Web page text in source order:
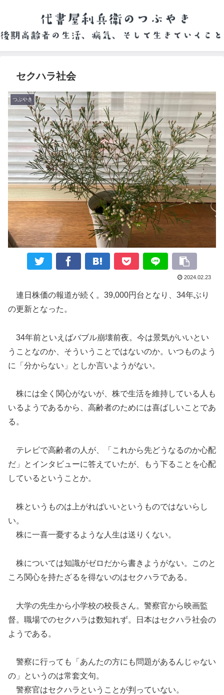
セクハラ社会
つぶやき
2024.02.23
連日株価の報道が続く。39,000円台となり、34年ぶり
の更新となった。
34年前といえばバブル崩壊前夜。今は景気がいいとい
うことなのか、そういうことではないのか。いつものよう
に「分からない」としか言いようがない。
株には全く関心がないが、株で生活を維持している人も
いるようであるから、高齢者のためには喜ばしいことであ
る。
テレビで高齢者の人が、「これから先どうなるのか心配
だ」とインタビューに答えていたが、もう下ることを心配
しているということか。
株というものは上がればいいというものではないらし
い。
株に一喜一憂するような人生は送りくない。
株については知識がゼロだから書きようがない。このと
ころ関心を持たざるを得ないのはセクハラである。
大学の先生から小学校の校長さん。警察官から映画監
督。職場でのセクハラは数知れず。日本はセクハラ社会の
ようである。
警察に行っても「あんたの方にも問題があるんじゃない
の」というのは常套文句。
警察官はセクハラということが判っていない。